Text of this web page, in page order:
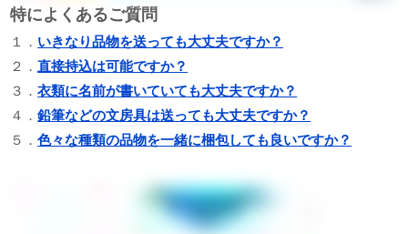
特によくあるご質問
１． いきなり品物を送っても大丈夫ですか？
２．直接持込は可能ですか？
３．衣類に名前が書いていても大丈夫ですか？
４．鉛筆などの文房具は送っても大丈夫ですか？
５．色々な種類の品物を一緒に梱包しても良いですか？